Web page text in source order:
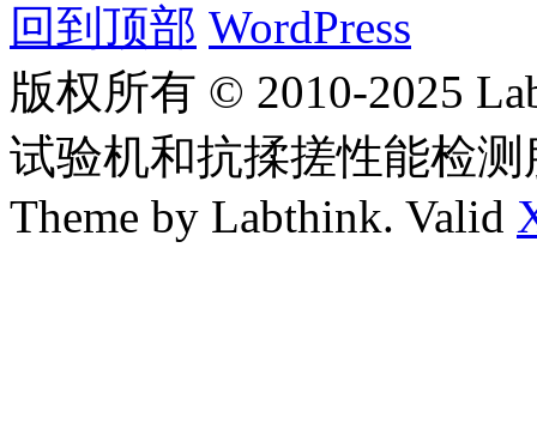
回到顶部 WordPress
版权所有 © 2010-2025
试验机和抗揉搓性能检
Theme by Labthink. Valid